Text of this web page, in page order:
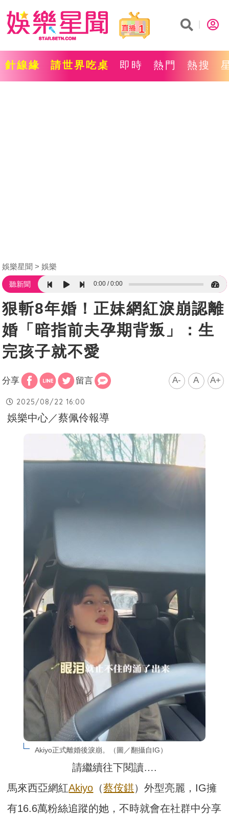
1
針線緣 請世界吃桌 即時 熱門 熱搜
娛樂星聞 娛樂
聽新聞 0:00 0:00
狠斬8年婚！正妹網紅淚崩認離
婚「暗指前夫孕期背叛」：生
完孩子就不愛
分享 留言 A- A A+
2025/08/22 16:00
娛樂中心／蔡佩伶報導
Akiyo正式離婚後淚崩。（圖／翻攝自IG）
請繼續往下閱讀….
馬來西亞網紅Akiyo （蔡侒錤）外型亮麗，IG擁
有16.6萬粉絲追蹤的她，不時就會在社群中分享